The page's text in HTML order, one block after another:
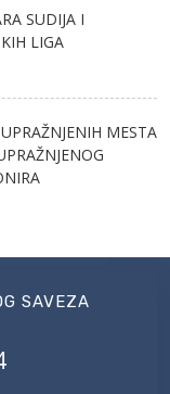
SUDIJA I
LIGA
MESTA
SAVEZA